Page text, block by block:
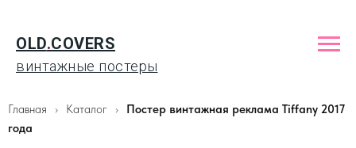
OLD.COVERS
винтажные постеры
Главная Каталог
Постер винтажная реклама Tiffany 2017
года